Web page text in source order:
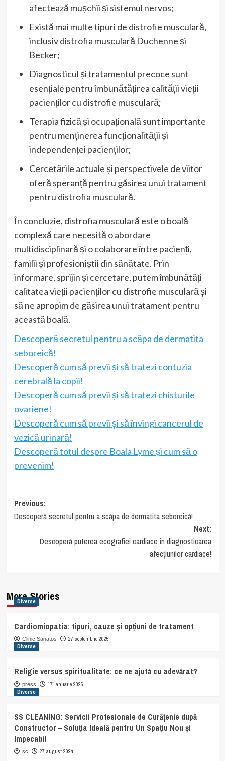
afectează mușchii și sistemul nervos;
Există mai multe tipuri de distrofie musculară,
inclusiv distrofia musculară Duchenne și
Becker;
Diagnosticul și tratamentul precoce sunt
esențiale pentru îmbunătățirea calității vieții
pacienților cu distrofie musculară;
Terapia fizică și ocupațională sunt importante
pentru menținerea funcționalității și
independenței pacienților;
Cercetările actuale și perspectivele de viitor
oferă speranță pentru găsirea unui tratament
pentru distrofia musculară.
În concluzie, distrofia musculară este o boală
complexă care necesită o abordare
multidisciplinară și o colaborare între pacienți,
familii și profesioniștii din sănătate. Prin
informare, sprijin și cercetare, putem îmbunătăți
calitatea vieții pacienților cu distrofie musculară și
să ne apropim de găsirea unui tratament pentru
această boală.
Descoperă secretul pentru a scăpa de dermatita
seboreică!
Descoperă cum să previi și să tratezi contuzia
cerebrală la copii!
Descoperă cum să previi și să tratezi chisturile
ovariene!
Descoperă cum să previi și să învingi cancerul de
vezică urinară!
Descoperă totul despre Boala Lyme și cum să o
prevenim!
Post
navigation
Previous:
Descoperă secretul pentru a scăpa de dermatita seboreică!
Next:
Descoperă puterea ecografiei cardiace în diagnosticarea
afecțiunilor cardiace!
More Stories
Diverse
Cardiomiopatia: tipuri, cauze și opțiuni de tratament
Clinic Sanatos
27 septembrie 2025
Diverse
Religie versus spiritualitate: ce ne ajută cu adevărat?
press
17 ianuarie 2025
Diverse
SS CLEANING: Servicii Profesionale de Curățenie după
Constructor – Soluția Ideală pentru Un Spațiu Nou și
Impecabil
sc 27 august 2024